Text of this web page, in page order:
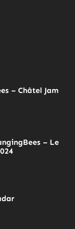
– Châtel Jam
– Le